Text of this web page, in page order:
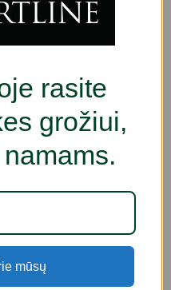
tamsiajam kambariui
ir
naudojimo
rasite
grožiui,
mūsų